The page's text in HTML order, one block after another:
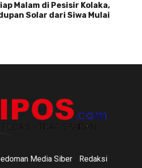
Malam di Pesisir Kolaka,
Solar dari Siwa Mulai
Media Siber Redaksi